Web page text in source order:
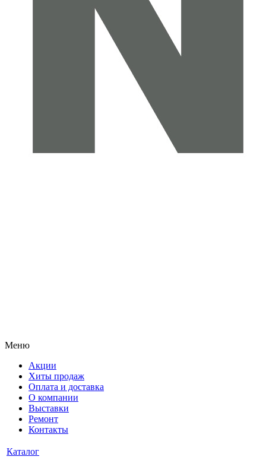
Меню
Акции
Хиты продаж
Оплата и доставка
О компании
Выставки
Ремонт
Контакты
Каталог